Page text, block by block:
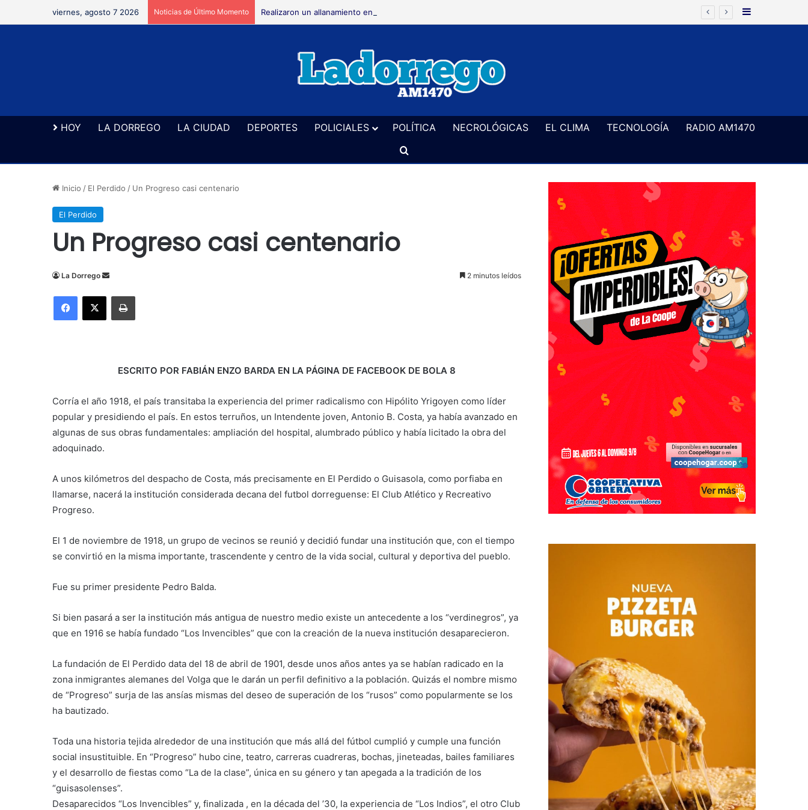
viernes, agosto 7 2026 Noticias de Último Momento Realizaron un allanamiento en El Perdido en una causa por hurto Barra Lateral
HOY LA DORREGO LA CIUDAD DEPORTES POLICIALES POLÍTICA NECROLÓGICAS EL CLIMA TECNOLOGÍA
RADIO AM1470
Buscar
Inicio / El Perdido / Un Progreso casi centenario
El Perdido
Un Progreso casi centenario
La Dorrego
Send
email
2 minutos leídos
Facebook
X Imprimir
ESCRITO POR FABIÁN ENZO BARDA EN LA PÁGINA DE FACEBOOK DE BOLA 8
Corría el año 1918, el país transitaba la experiencia del primer radicalismo con Hipólito Yrigoyen como líder
popular y presidiendo el país. En estos terruños, un Intendente joven, Antonio B. Costa, ya había avanzado en
algunas de sus obras fundamentales: ampliación del hospital, alumbrado público y había licitado la obra del
adoquinado.
A unos kilómetros del despacho de Costa, más precisamente en El Perdido o Guisasola, como porfiaba en
llamarse, nacerá la institución considerada decana del futbol dorreguense: El Club Atlético y Recreativo
Progreso.
El 1 de noviembre de 1918, un grupo de vecinos se reunió y decidió fundar una institución que, con el tiempo
se convirtió en la misma importante, trascendente y centro de la vida social, cultural y deportiva del pueblo.
Fue su primer presidente Pedro Balda.
Si bien pasará a ser la institución más antigua de nuestro medio existe un antecedente a los “verdinegros”, ya
que en 1916 se había fundado “Los Invencibles” que con la creación de la nueva institución desaparecieron.
La fundación de El Perdido data del 18 de abril de 1901, desde unos años antes ya se habían radicado en la
zona inmigrantes alemanes del Volga que le darán un perfil definitivo a la población. Quizás el nombre mismo
de “Progreso” surja de las ansías mismas del deseo de superación de los “rusos” como popularmente se los
ha bautizado.
Toda una historia tejida alrededor de una institución que más allá del fútbol cumplió y cumple una función
social insustituible. En “Progreso” hubo cine, teatro, carreras cuadreras, bochas, jineteadas, bailes familiares
y el desarrollo de fiestas como “La de la clase”, única en su género y tan apegada a la tradición de los
“guisasolenses”.
Desaparecidos “Los Invencibles” y, finalizada , en la década del ’30, la experiencia de “Los Indios”, el otro Club